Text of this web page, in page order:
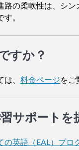
路の柔軟性は、シ
。
すか？
は、料金ページをご
サポートを
の英語（EAL）プロ